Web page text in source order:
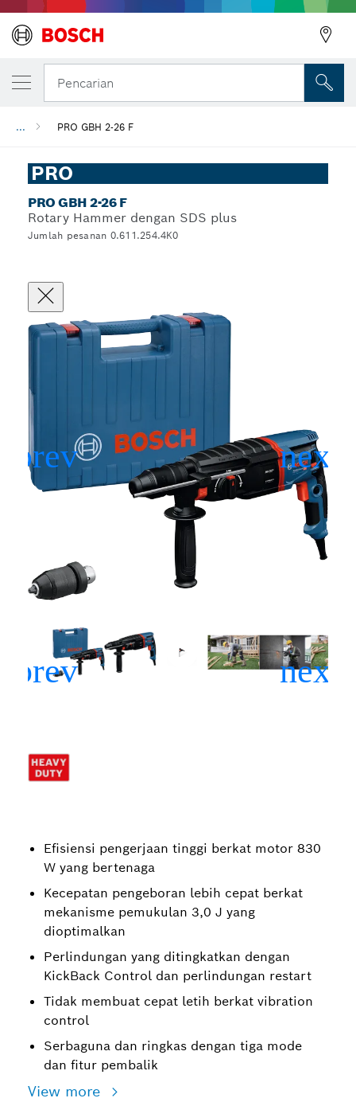
Pencarian
... PRO GBH 2-26 F
PRO
PRO GBH 2-26 F
Rotary Hammer dengan SDS plus
Jumlah pesanan 0.611.254.4K0
Efisiensi pengerjaan tinggi berkat motor 830
W yang bertenaga
Kecepatan pengeboran lebih cepat berkat
mekanisme pemukulan 3,0 J yang
dioptimalkan
Perlindungan yang ditingkatkan dengan
KickBack Control dan perlindungan restart
Tidak membuat cepat letih berkat vibration
control
Serbaguna dan ringkas dengan tiga mode
dan fitur pembalik
View more